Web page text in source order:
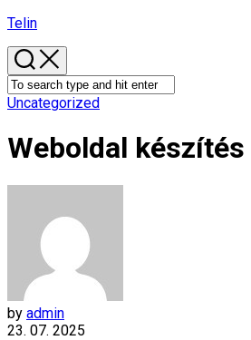
Skip
content
Telin
Uncategorized
Weboldal
by admin
23. 07. 2025